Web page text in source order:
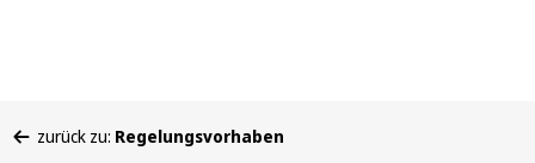
befinden
zurück zu: Regelungsvorhaben